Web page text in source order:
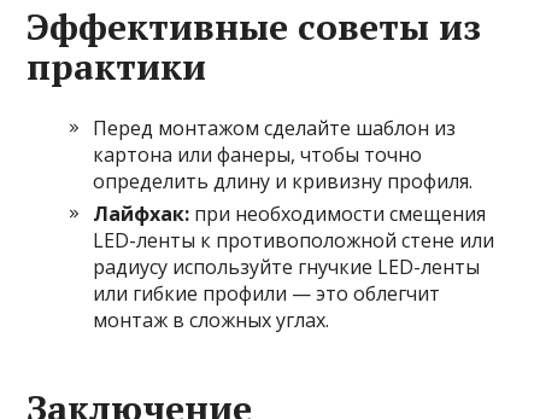
Эффективные советы из
практики
Перед монтажом сделайте шаблон из
картона или фанеры, чтобы точно
определить длину и кривизну профиля.
Лайфхак: при необходимости смещения
LED-ленты к противоположной стене или
радиусу используйте гнучкие LED-ленты
или гибкие профили — это облегчит
монтаж в сложных углах.
Заключение